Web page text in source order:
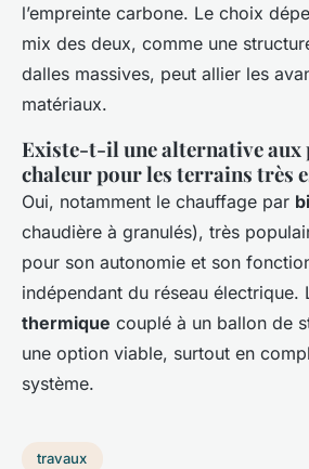
l’empreinte carbone. Le choix
mix des deux, comme une
dalles massives, peut allier les
matériaux.
Existe-t-il une alternative aux
chaleur pour les terrains très
Oui, notamment le chauffage par
chaudière à granulés), très
pour son autonomie et son
indépendant du réseau électrique.
thermique couplé à un ballon de
une option viable, surtout en
système.
travaux